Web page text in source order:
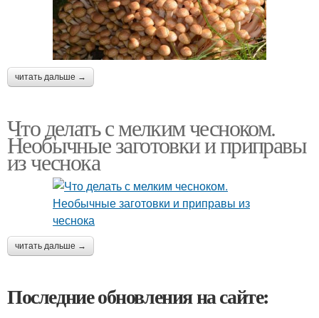
читать дальше →
Что делать с мелким чесноком.
Необычные заготовки и приправы
из чеснока
читать дальше →
Последние обновления на сайте: